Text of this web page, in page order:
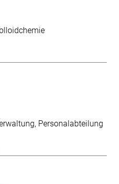
Personalabteilung